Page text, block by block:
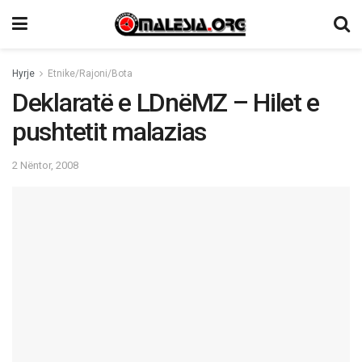
Hyrje Etnike/Rajoni/Bota
Deklaratë e LDnëMZ – Hilet e
pushtetit malazias
2 Nëntor, 2008